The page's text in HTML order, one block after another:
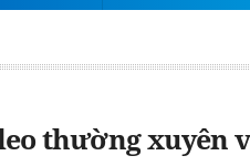
thường xuyên